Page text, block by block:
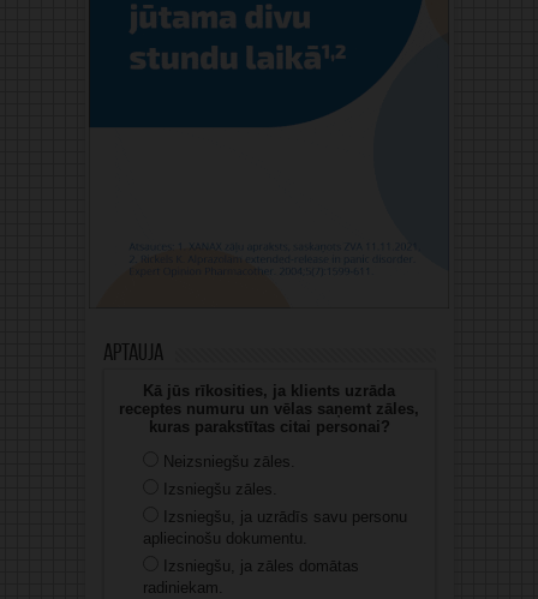
Aptauja
Kā jūs rīkosities, ja klients uzrāda
receptes numuru un vēlas saņemt zāles,
kuras parakstītas citai personai?
Neizsniegšu zāles.
Izsniegšu zāles.
Izsniegšu, ja uzrādīs savu personu
apliecinošu dokumentu.
Izsniegšu, ja zāles domātas
radiniekam.